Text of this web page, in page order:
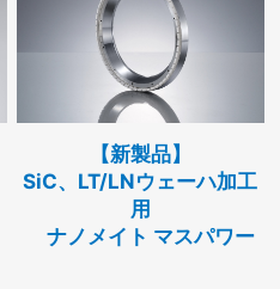
【新製品】
SiC、LT/LNウェーハ加工
用
ナノメイト マスパワー